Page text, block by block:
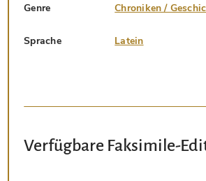
Genre Chroniken /
Sprache Latein
Verfügbare Faksimile-